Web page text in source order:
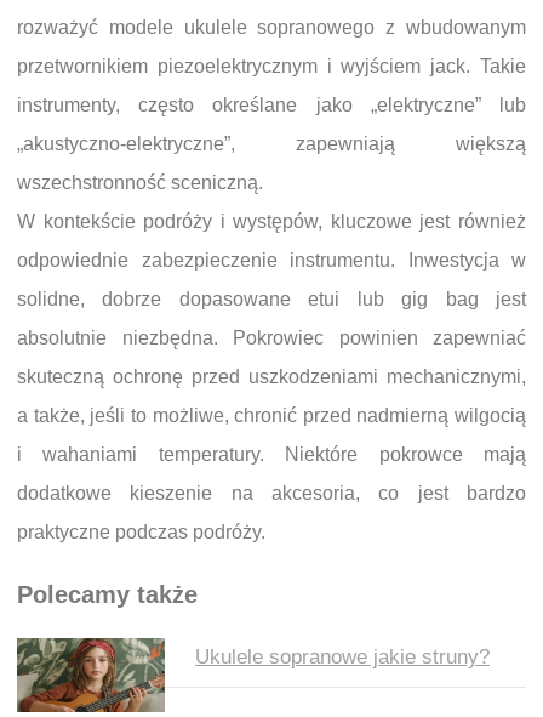
rozważyć modele ukulele sopranowego z wbudowanym
przetwornikiem piezoelektrycznym i wyjściem jack. Takie
instrumenty, często określane jako „elektryczne” lub
„akustyczno-elektryczne”, zapewniają większą
wszechstronność sceniczną.
W kontekście podróży i występów, kluczowe jest również
odpowiednie zabezpieczenie instrumentu. Inwestycja w
solidne, dobrze dopasowane etui lub gig bag jest
absolutnie niezbędna. Pokrowiec powinien zapewniać
skuteczną ochronę przed uszkodzeniami mechanicznymi,
a także, jeśli to możliwe, chronić przed nadmierną wilgocią
i wahaniami temperatury. Niektóre pokrowce mają
dodatkowe kieszenie na akcesoria, co jest bardzo
praktyczne podczas podróży.
Polecamy także
Ukulele sopranowe jakie struny?